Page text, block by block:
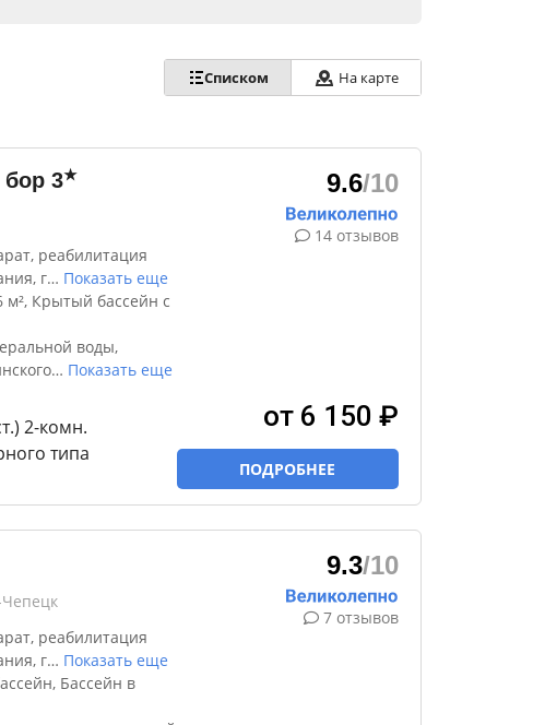
Списком На карте
3★
реабилитация
г… Показать еще
м², Крытый бассейн с
воды,
… Показать еще
2-комн.
типа
9.6/10
14 отзывов
от 6 150 ₽
ПОДРОБНЕЕ
реабилитация
г… Показать еще
Бассейн в
9.3/10
7 отзывов